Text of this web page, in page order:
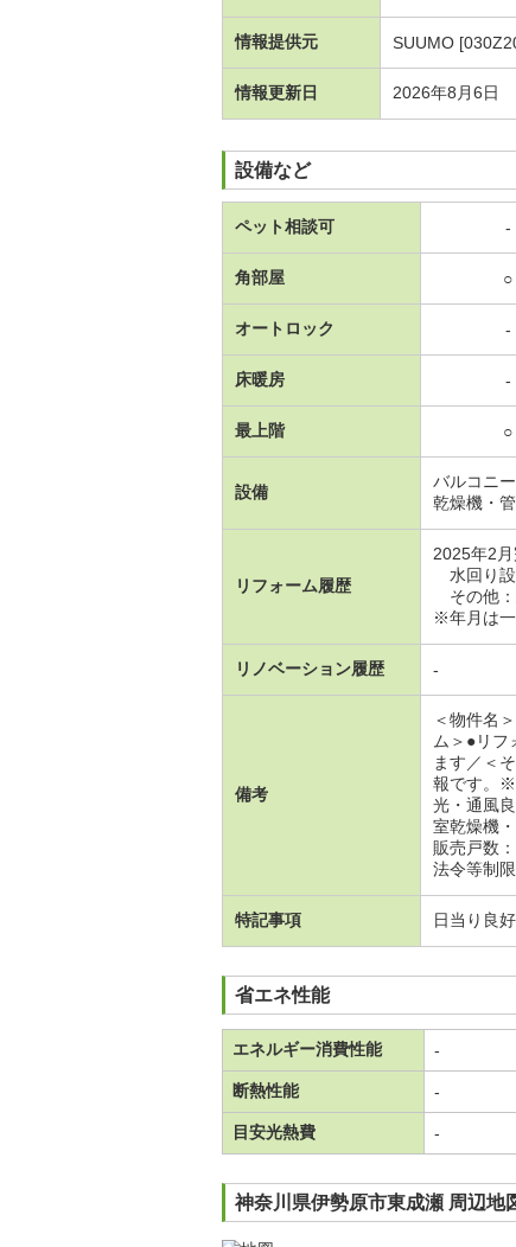
情報提供元 SUUMO
情報更新日 2026年8月6日
設備など
ペット相談可 -
角部屋 ○
オートロック -
床暖房 -
最上階 ○
設備
バルコニ
乾燥機・
リフォーム履歴
2025年2月
水回り設
その他
※年月は
リノベーション履歴 -
備考
＜物件名
ム＞●リ
ます／＜
報です。※
光・通風
室乾燥機
販売戸数
法令等制
特記事項 日当り良
省エネ性能
エネルギー消費性能 -
断熱性能 -
目安光熱費 -
神奈川県伊勢原市東成瀬 周辺地